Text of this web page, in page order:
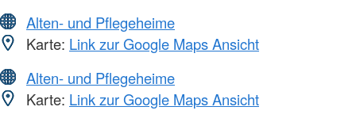
Alten- und Pflegeheime
Karte: Link zur Google Maps Ansicht
Alten- und Pflegeheime
Karte: Link zur Google Maps Ansicht